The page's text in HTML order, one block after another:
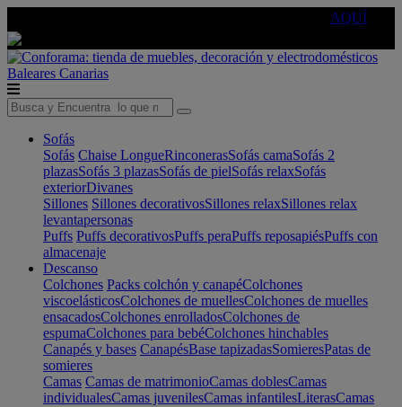
AQUÍ
Baleares Canarias
Sofás
Sofás Chaise LongueRinconerasSofás camaSofás 2
plazasSofás 3 plazasSofás de pielSofás relaxSofás
exteriorDivanes
Sillones Sillones decorativosSillones relaxSillones relax
levantapersonas
Puffs Puffs decorativosPuffs peraPuffs reposapiésPuffs con
almacenaje
Descanso
Colchones Packs colchón y canapéColchones
viscoelásticosColchones de muellesColchones de muelles
ensacadosColchones enrolladosColchones de
espumaColchones para bebéColchones hinchables
Canapés y bases CanapésBase tapizadasSomieresPatas de
somieres
Camas Camas de matrimonioCamas doblesCamas
individualesCamas juvenilesCamas infantilesLiterasCamas